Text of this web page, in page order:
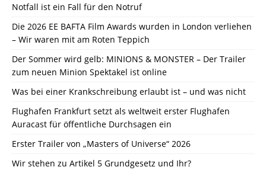
Notfall ist ein Fall für den Notruf
Die 2026 EE BAFTA Film Awards wurden in London verliehen
– Wir waren mit am Roten Teppich
Der Sommer wird gelb: MINIONS & MONSTER – Der Trailer
zum neuen Minion Spektakel ist online
Was bei einer Krankschreibung erlaubt ist – und was nicht
Flughafen Frankfurt setzt als weltweit erster Flughafen
Auracast für öffentliche Durchsagen ein
Erster Trailer von „Masters of Universe“ 2026
Wir stehen zu Artikel 5 Grundgesetz und Ihr?